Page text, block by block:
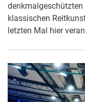
klassischen
letzten Mal hier